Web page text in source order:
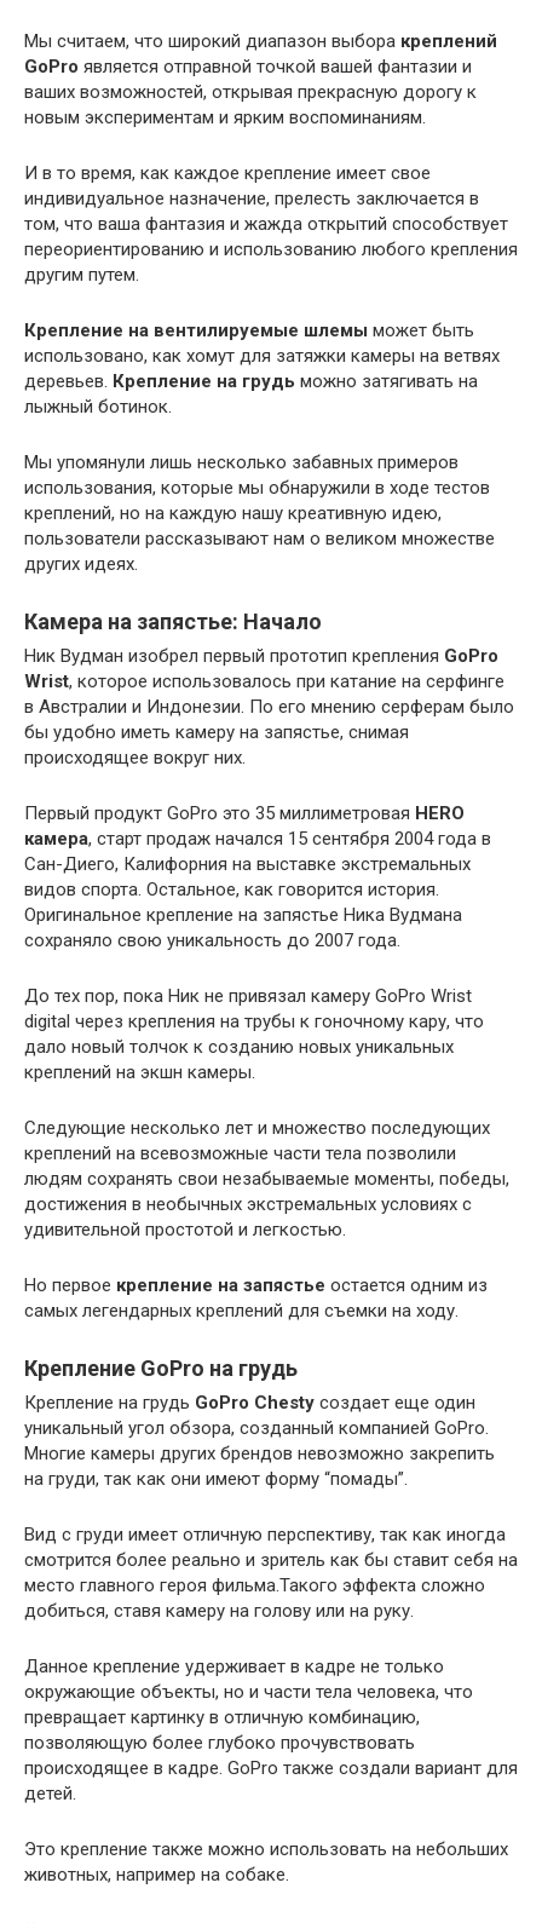
Мы считаем, что широкий диапазон выбора креплений
GoPro является отправной точкой вашей фантазии и
ваших возможностей, открывая прекрасную дорогу к
новым экспериментам и ярким воспоминаниям.
И в то время, как каждое крепление имеет свое
индивидуальное назначение, прелесть заключается в
том, что ваша фантазия и жажда открытий способствует
переориентированию и использованию любого крепления
другим путем.
Крепление на вентилируемые шлемы может быть
использовано, как хомут для затяжки камеры на ветвях
деревьев. Крепление на грудь можно затягивать на
лыжный ботинок.
Мы упомянули лишь несколько забавных примеров
использования, которые мы обнаружили в ходе тестов
креплений, но на каждую нашу креативную идею,
пользователи рассказывают нам о великом множестве
других идеях.
Камера на запястье: Начало
Ник Вудман изобрел первый прототип крепления GoPro
Wrist, которое использовалось при катание на серфинге
в Австралии и Индонезии. По его мнению серферам было
бы удобно иметь камеру на запястье, снимая
происходящее вокруг них.
Первый продукт GoPro это 35 миллиметровая HERO
камера, старт продаж начался 15 сентября 2004 года в
Сан-Диего, Калифорния на выставке экстремальных
видов спорта. Остальное, как говорится история.
Оригинальное крепление на запястье Ника Вудмана
сохраняло свою уникальность до 2007 года.
До тех пор, пока Ник не привязал камеру GoPro Wrist
digital через крепления на трубы к гоночному кару, что
дало новый толчок к созданию новых уникальных
креплений на экшн камеры.
Следующие несколько лет и множество последующих
креплений на всевозможные части тела позволили
людям сохранять свои незабываемые моменты, победы,
достижения в необычных экстремальных условиях с
удивительной простотой и легкостью.
Но первое крепление на запястье остается одним из
самых легендарных креплений для съемки на ходу.
Крепление GoPro на грудь
Крепление на грудь GoPro Chesty создает еще один
уникальный угол обзора, созданный компанией GoPro.
Многие камеры других брендов невозможно закрепить
на груди, так как они имеют форму “помады”.
Вид с груди имеет отличную перспективу, так как иногда
смотрится более реально и зритель как бы ставит себя на
место главного героя фильма.Такого эффекта сложно
добиться, ставя камеру на голову или на руку.
Данное крепление удерживает в кадре не только
окружающие объекты, но и части тела человека, что
превращает картинку в отличную комбинацию,
позволяющую более глубоко прочувствовать
происходящее в кадре. GoPro также создали вариант для
детей.
Это крепление также можно использовать на небольших
животных, например на собаке.